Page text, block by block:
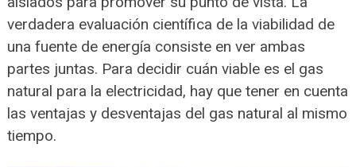
verdadera evaluación científica de la viabilidad de
una fuente de energía consiste en ver ambas
partes juntas. Para decidir cuán viable es el gas
natural para la electricidad, hay que tener en cuenta
las ventajas y desventajas del gas natural al mismo
tiempo.